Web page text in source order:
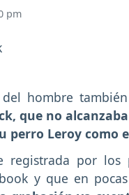
pm
hombre
que no
perro Leroy como
registrada por
y que en